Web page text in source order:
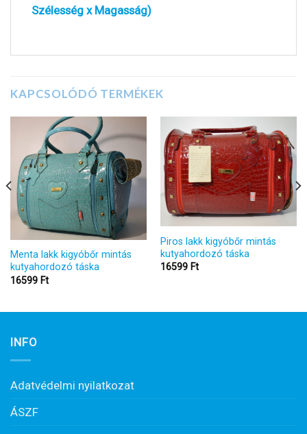
Szélesség x Magasság)
KAPCSOLÓDÓ TERMÉKEK
Menta lakk kigyóbőr mintás
kutyahordozó táska
16599 Ft
Piros lakk kigyóbőr mintás
kutyahordozó táska
16599 Ft
INFO
Adatvédelmi nyilatkozat
ÁSZF